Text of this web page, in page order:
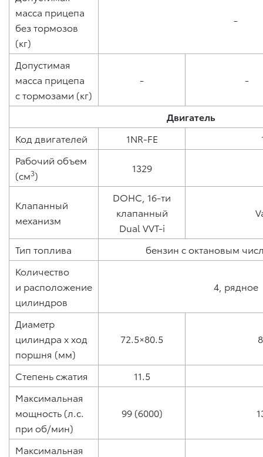
масса прицепа
без тормозов
(кг)
-
Допустимая
масса прицепа
с тормозами (кг)
- -
Двигатель
Код двигателей
1NR-FE
Рабочий объем
(см3)
1329
Клапанный
механизм
DOHC, 16-ти
клапанный
Dual VVT-i
Тип топлива
бензин с октановым
Количество
и расположение
цилиндров
4, рядное
Диаметр
цилиндра x ход
поршня (мм)
72.5×80.5
Степень сжатия
11.5
Максимальная
мощность (л.с.
при об/мин)
99 (6000)
Максимальная